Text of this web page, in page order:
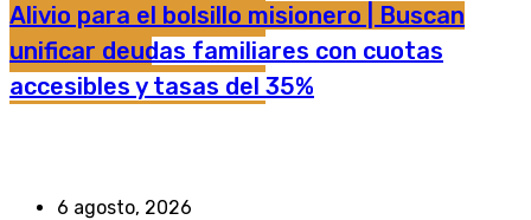
Alivio para el bolsillo misionero | Buscan
unificar deudas familiares con cuotas
accesibles y tasas del 35%
6 agosto, 2026